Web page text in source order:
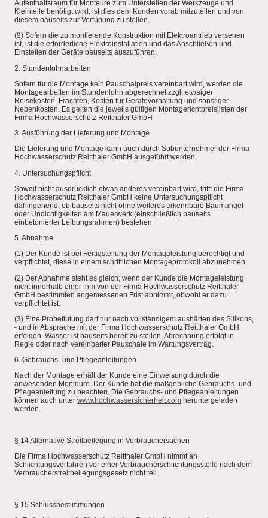
Aufenthaltsraum für Monteure zum Unterstellen der Werkzeuge und
Kleinteile benötigt wird, ist dies dem Kunden vorab mitzuteilen und von
diesem bauseits zur Verfügung zu stellen.
(9) Sofern die zu montierende Konstruktion mit Elektroantrieb versehen
ist, ist die erforderliche Elektroinstallation und das Anschließen und
Einstellen der Geräte bauseits auszuführen.
2. Stundenlohnarbeiten
Sofern für die Montage kein Pauschalpreis vereinbart wird, werden die
Montagearbeiten im Stundenlohn abgerechnet zzgl. etwaiger
Reisekosten, Frachten, Kosten für Gerätevorhaltung und sonstiger
Nebenkosten. Es gelten die jeweils gültigen Montagerichtpreislisten der
Firma Hochwasserschutz Reitthaler GmbH
3. Ausführung der Lieferung und Montage
Die Lieferung und Montage kann auch durch Subunternehmer der Firma
Hochwasserschutz Reitthaler GmbH ausgeführt werden.
4. Untersuchungspflicht
Soweit nicht ausdrücklich etwas anderes vereinbart wird, trifft die Firma
Hochwasserschutz Reitthaler GmbH keine Untersuchungspflicht
dahingehend, ob bauseits nicht ohne weiteres erkennbare Baumängel
oder Undichtigkeiten am Mauerwerk (einschließlich bauseits
einbetonierter Leibungsrahmen) bestehen.
5. Abnahme
(1) Der Kunde ist bei Fertigstellung der Montageleistung berechtigt und
verpflichtet, diese in einem schriftlichen Montageprotokoll abzunehmen.
(2) Der Abnahme steht es gleich, wenn der Kunde die Montageleistung
nicht innerhalb einer ihm von der Firma Hochwasserschutz Reitthaler
GmbH bestimmten angemessenen Frist abnimmt, obwohl er dazu
verpflichtet ist.
​(3) Eine Probeflutung darf nur nach vollständigem aushärten des Silikons,
- und in Absprache mit der Firma Hochwasserschutz Reitthaler GmbH
erfolgen. Wasser ist bauseits bereit zu stellen, Abrechnung erfolgt in
Regie oder nach vereinbarter Pauschale im Wartungsvertrag.
6. Gebrauchs- und Pflegeanleitungen
Nach der Montage erhält der Kunde eine Einweisung durch die
anwesenden Monteure. Der Kunde hat die maßgebliche Gebrauchs- und
Pflegeanleitung zu beachten. Die Gebrauchs- und Pflegeanleitungen
können auch unter www.hochwassersicherheit.com heruntergeladen
werden.
§ 14 Alternative Streitbeilegung in Verbrauchersachen
Die Firma Hochwasserschutz Reitthaler GmbH nimmt an
Schlichtungsverfahren vor einer Verbraucherschlichtungsstelle nach dem
Verbraucherstreitbeilegungsgesetz nicht teil.
§ 15 Schlussbestimmungen